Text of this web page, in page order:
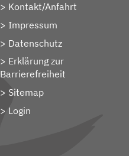
Kontakt/Anfahrt
Impressum
Datenschutz
Erklärung zur
Barrierefreiheit
Sitemap
> Login